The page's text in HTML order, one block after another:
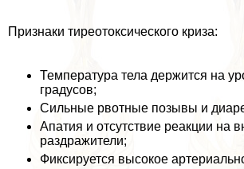
Признаки тиреотоксического криза:
Температура тела держится на
градусов;
Сильные рвотные позывы и
Апатия и отсутствие реакции на
раздражители;
Фиксируется высокое